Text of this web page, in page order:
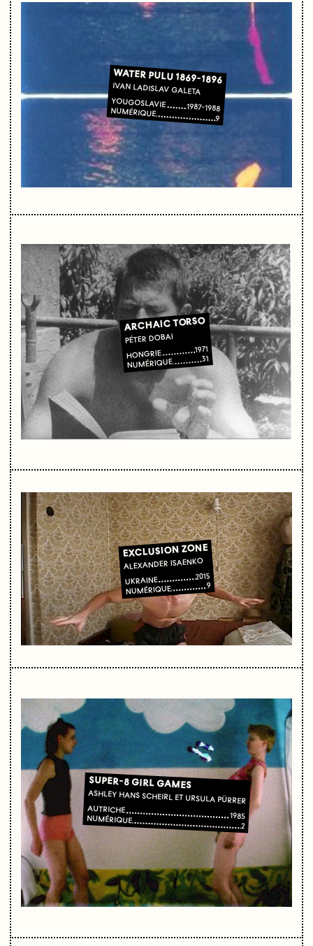
WATER PULU 1869-1896
IVAN LADISLAV GALETA
YOUGOSLAVIE 1987-1988
NUMÉRIQUE 9
ARCHAIC TORSO
PÉTER DOBAI
HONGRIE 1971
NUMÉRIQUE 31
EXCLUSION ZONE
ALEXANDER ISAENKO
UKRAINE 2015
NUMÉRIQUE 9
SUPER-8 GIRL GAMES
ASHLEY HANS SCHEIRL ET URSULA PÜRRER
AUTRICHE
1985
NUMÉRIQUE
2